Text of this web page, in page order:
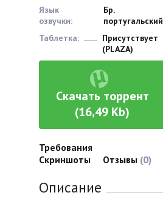
Язык
озвучки:
Бр.
португальский
Таблетка:
Присутствует
(PLAZA)
Скачать торрент
(16,49 Kb)
Требования
Скриншоты
Отзывы (0)
Описание